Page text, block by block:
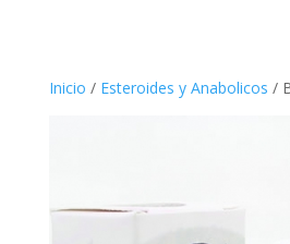
Inicio / Esteroides y Anabolicos /